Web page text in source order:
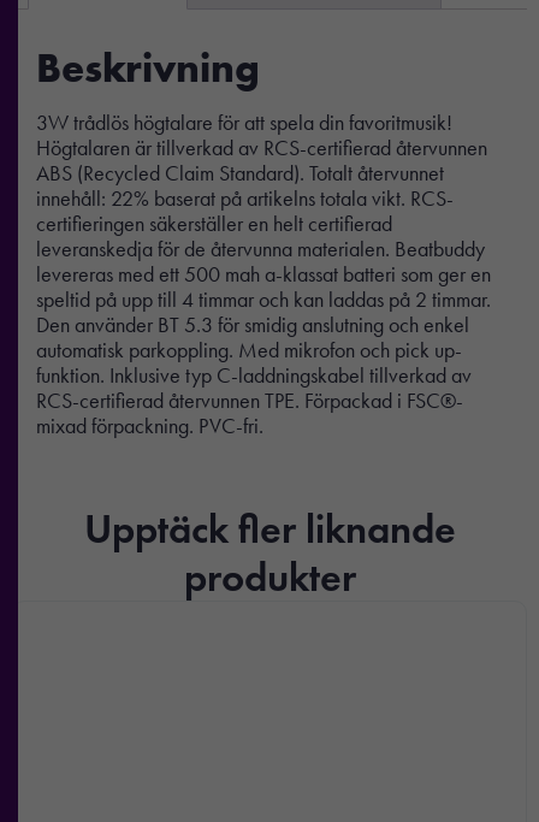
Beskrivning
3W trådlös högtalare för att spela din favoritmusik!
Högtalaren är tillverkad av RCS-certifierad återvunnen
ABS (Recycled Claim Standard). Totalt återvunnet
innehåll: 22% baserat på artikelns totala vikt. RCS-
certifieringen säkerställer en helt certifierad
leveranskedja för de återvunna materialen. Beatbuddy
levereras med ett 500 mah a-klassat batteri som ger en
speltid på upp till 4 timmar och kan laddas på 2 timmar.
Den använder BT 5.3 för smidig anslutning och enkel
automatisk parkoppling. Med mikrofon och pick up-
funktion. Inklusive typ C-laddningskabel tillverkad av
RCS-certifierad återvunnen TPE. Förpackad i FSC®-
mixad förpackning. PVC-fri.
Upptäck fler liknande
produkter